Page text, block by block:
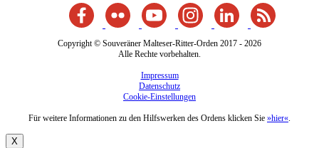
Copyright © Souveräner Malteser-Ritter-Orden 2017 - 2026
Alle Rechte vorbehalten.
Impressum
Datenschutz
Cookie-Einstellungen
Für weitere Informationen zu den Hilfswerken des Ordens klicken Sie »hier«.
X